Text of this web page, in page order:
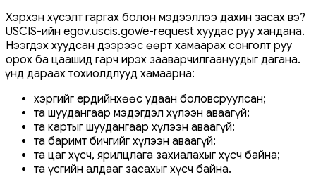
Хэрхэн хүсэлт гаргах болон мэдээллээ дахин засах вэ?
USCIS-ийн egov.uscis.gov/e-request хуудас руу хандана.
Нээгдэх хуудсан дээрээс өөрт хамаарах сонголт руу
орох ба цаашид гарч ирэх зааварчилгаануудыг дагана.
Үүнд дараах тохиолдлууд хамаарна:
хэргийг ердийнхөөс удаан боловсруулсан;
та шуудангаар мэдэгдэл хүлээн аваагүй;
та картыг шуудангаар хүлээн аваагүй;
та баримт бичгийг хүлээн аваагүй;
та цаг хүсч, ярилцлага захиалахыг хүсч байна;
та үсгийн алдааг засахыг хүсч байна.